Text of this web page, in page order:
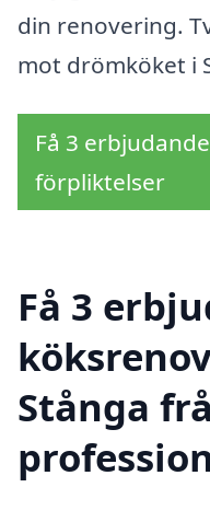
din renovering.
mot drömköket i
Få 3
förpliktelser
Få 3
Stånga